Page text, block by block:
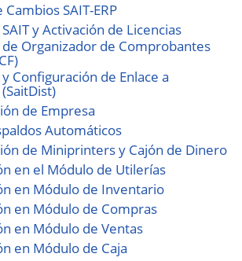
SAIT-ERP
y Activación de Licencias
Organizador de Comprobantes
Configuración de Enlace a
de Empresa
Automáticos
de Miniprinters y Cajón de Dinero
en el Módulo de Utilerías
en Módulo de Inventario
en Módulo de Compras
en Módulo de Ventas
en Módulo de Caja